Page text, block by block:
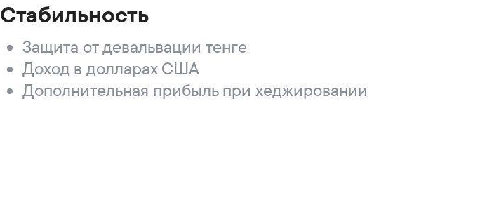
Стабильность
Защита от девальвации тенге
Доход в долларах США
Дополнительная прибыль при хеджировании